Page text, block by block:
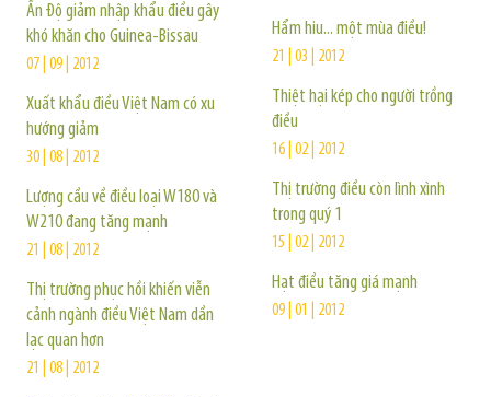
Ấn Độ giảm nhập khẩu điều gây
khó khăn cho Guinea-Bissau
07 | 09 | 2012
Xuất khẩu điều Việt Nam có xu
hướng giảm
30 | 08 | 2012
Lượng cầu về điều loại W180 và
W210 đang tăng mạnh
21 | 08 | 2012
Thị trường phục hồi khiến viễn
cảnh ngành điều Việt Nam dần
lạc quan hơn
21 | 08 | 2012
Hẩm hiu... một mùa điều!
21 | 03 | 2012
Thiệt hại kép cho người trồng
điều
16 | 02 | 2012
Thị trường điều còn lình xình
trong quý 1
15 | 02 | 2012
Hạt điều tăng giá mạnh
09 | 01 | 2012